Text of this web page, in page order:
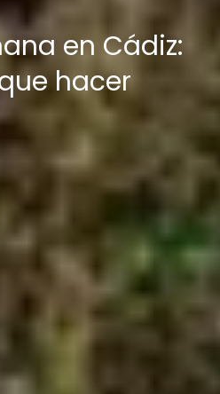
en Cádiz:
hacer